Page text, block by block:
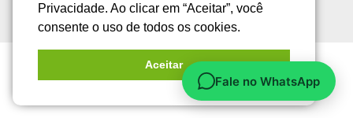
Privacidade. Ao clicar em “Aceitar”, você
consente o uso de todos os cookies.
Aceitar
Fale no WhatsApp